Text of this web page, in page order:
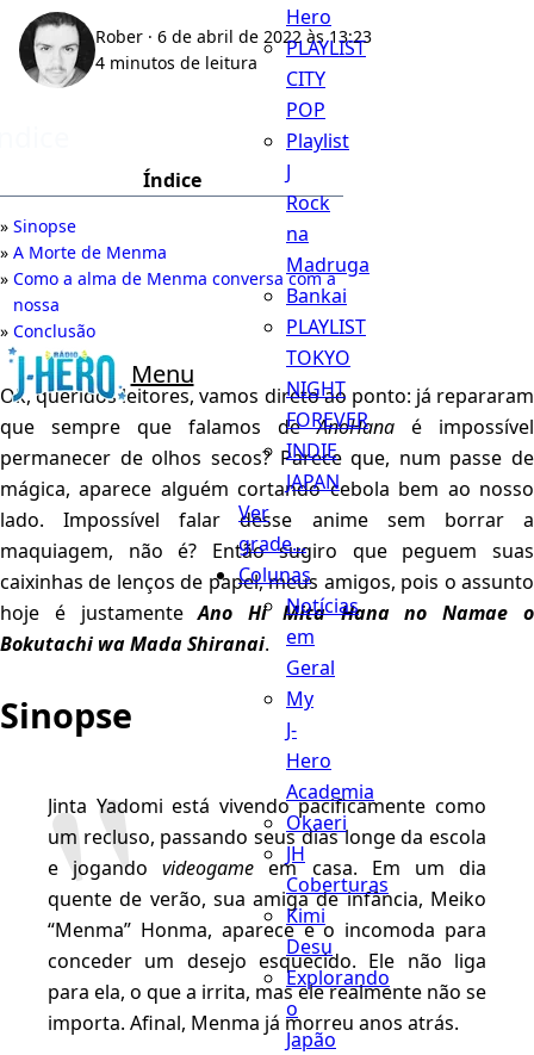
Menu
Hero
PLAYLIST
CITY
POP
Playlist
J
Rock
na
Madruga
Bankai
PLAYLIST
TOKYO
NIGHT
FOREVER
INDIE
JAPAN
Ver
grade...
Colunas
Notícias
em
Geral
My
J-
Hero
Academia
Okaeri
JH
Coberturas
Kimi
Desu
Explorando
o
Japão
Rober · 6 de abril de 2022 às 13:23
4 minutos de leitura
Índice
Sinopse
A Morte de Menma
Como a alma de Menma conversa com a
nossa
Conclusão
Ok, queridos leitores, vamos direto ao ponto: já repararam
que sempre que falamos deAnoHana é impossível
permanecer de olhos secos? Parece que, num passe de
mágica, aparece alguém cortando cebola bem ao nosso
lado. Impossível falar desse anime sem borrar a
maquiagem, não é? Então sugiro que peguem suas
caixinhas de lenços de papel, meus amigos, pois o assunto
hoje é justamenteAno Hi Mita Hana no Namae o
Bokutachi wa Mada Shiranai.
Sinopse
Jinta Yadomi está vivendo pacificamente como
um recluso, passando seus dias longe da escola
e jogandovideogame em casa. Em um dia
quente de verão, sua amiga de infância, Meiko
“Menma” Honma, aparece e o incomoda para
conceder um desejo esquecido. Ele não liga
para ela, o que a irrita, mas ele realmente não se
importa. Afinal, Menma já morreu anos atrás.